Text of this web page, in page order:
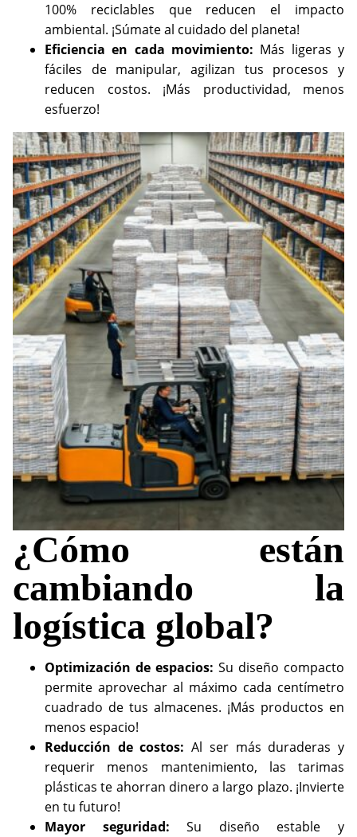
100% reciclables que reducen el impacto
ambiental. ¡Súmate al cuidado del planeta!
Eficiencia en cada movimiento: Más ligeras y
fáciles de manipular, agilizan tus procesos y
reducen costos. ¡Más productividad, menos
esfuerzo!
¿Cómo están
cambiando la
logística global?
Optimización de espacios: Su diseño compacto
permite aprovechar al máximo cada centímetro
cuadrado de tus almacenes. ¡Más productos en
menos espacio!
Reducción de costos: Al ser más duraderas y
requerir menos mantenimiento, las tarimas
plásticas te ahorran dinero a largo plazo. ¡Invierte
en tu futuro!
Mayor seguridad: Su diseño estable y